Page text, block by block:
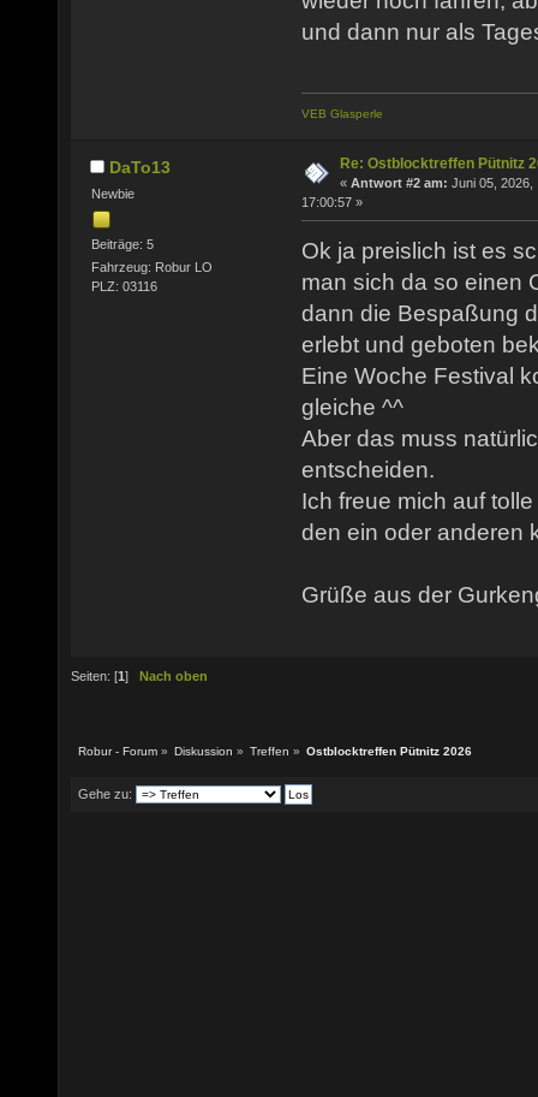
und dann nur als
VEB Glasperle
DaTo13
Newbie
Beiträge: 5
Fahrzeug: Robur LO
PLZ: 03116
Re: Ostblocktreffen Pütnitz
« Antwort #2 am: Juni 05, 2026,
17:00:57 »
Ok ja preislich ist es
man sich da so einen
dann die Bespaßung
erlebt und geboten
Eine Woche Festival
gleiche ^^
Aber das muss
entscheiden.
Ich freue mich auf
den ein oder anderen
Grüße aus der
Seiten: [1] Nach oben
Robur - Forum » Diskussion » Treffen » Ostblocktreffen Pütnitz 2026
Gehe zu: